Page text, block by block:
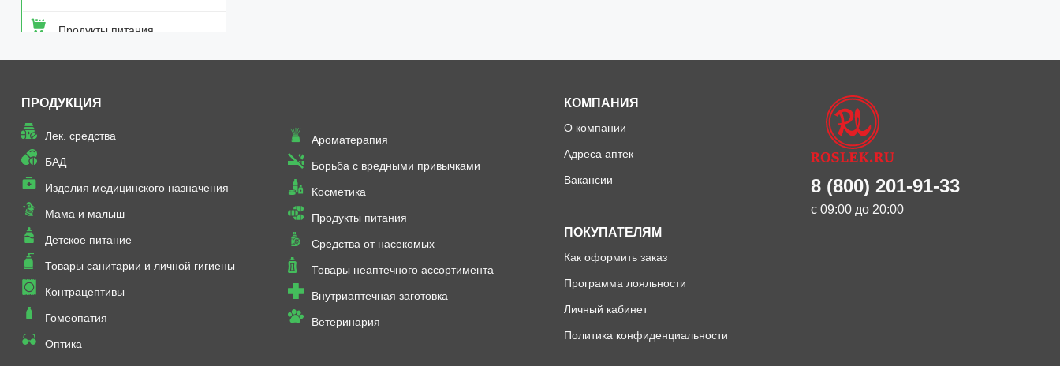
Продукты питания
Товары неаптечного
гигиены
ПРОДУКЦИЯ
Лек. средства
БАД
Изделия медицинского назначения
Мама и малыш
Детское питание
Товары санитарии и личной гигиены
Контрацептивы
Гомеопатия
Оптика
Ароматерапия
Борьба с вредными привычками
Косметика
Продукты питания
Средства от насекомых
Товары неаптечного ассортимента
Внутриаптечная заготовка
Ветеринария
КОМПАНИЯ
О компании
Адреса аптек
Вакансии
ПОКУПАТЕЛЯМ
Как оформить заказ
Программа лояльности
Личный кабинет
Политика конфиденциальности
8 (800) 201-91-33
с 09:00 до 20:00